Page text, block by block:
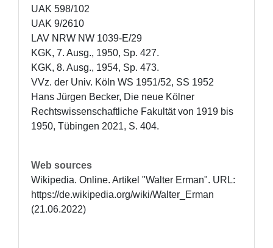
UAK 598/102
UAK 9/2610
LAV NRW NW 1039-E/29
KGK, 7. Ausg., 1950, Sp. 427.
KGK, 8. Ausg., 1954, Sp. 473.
VVz. der Univ. Köln WS 1951/52, SS 1952
Hans Jürgen Becker, Die neue Kölner
Rechtswissenschaftliche Fakultät von 1919 bis
1950, Tübingen 2021, S. 404.
Web sources
Wikipedia. Online. Artikel "Walter Erman". URL:
https://de.wikipedia.org/wiki/Walter_Erman
(21.06.2022)